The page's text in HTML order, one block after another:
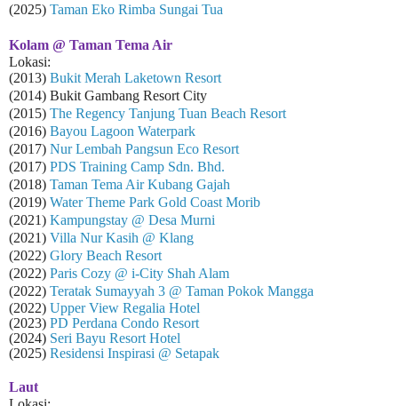
(2025) Taman Eko Rimba Sungai Tua
Kolam @ Taman Tema Air
Lokasi:
(2013) Bukit Merah Laketown Resort
(2014) Bukit Gambang Resort City
(2015) The Regency Tanjung Tuan Beach Resort
(2016) Bayou Lagoon Waterpark
(2017) Nur Lembah Pangsun Eco Resort
(2017) PDS Training Camp Sdn. Bhd.
(2018) Taman Tema Air Kubang Gajah
(2019) Water Theme Park Gold Coast Morib
(2021) Kampungstay @ Desa Murni
(2021) Villa Nur Kasih @ Klang
(2022) Glory Beach Resort
(2022) Paris Cozy @ i-City Shah Alam
(2022) Teratak Sumayyah 3 @ Taman Pokok Mangga
(2022) Upper View Regalia Hotel
(2023) PD Perdana Condo Resort
(2024) Seri Bayu Resort Hotel
(2025) Residensi Inspirasi @ Setapak
Laut